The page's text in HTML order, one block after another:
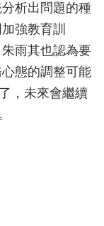
析出問題的種
強教育訓
雨其也認為要
態的調整可能
，未來會繼續